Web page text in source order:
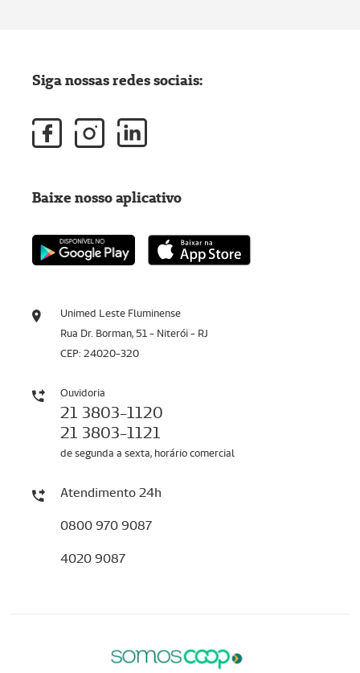
Unimed Leste Fluminense
Rua Dr. Borman, 51 - Niterói - RJ
CEP: 24020-320
Ouvidoria
21 3803-1120
21 3803-1121
de segunda a sexta, horário comercial
Atendimento 24h
0800 970 9087
4020 9087
Siga nossas redes sociais:
Baixe nosso aplicativo